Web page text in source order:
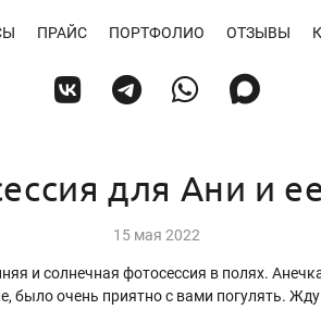
ПРАЙС ПОРТФОЛИО ОТЗЫВЫ
для Ани и
15 мая 2022
и солнечная фотосессия в полях.
было очень приятно с вами погулять.